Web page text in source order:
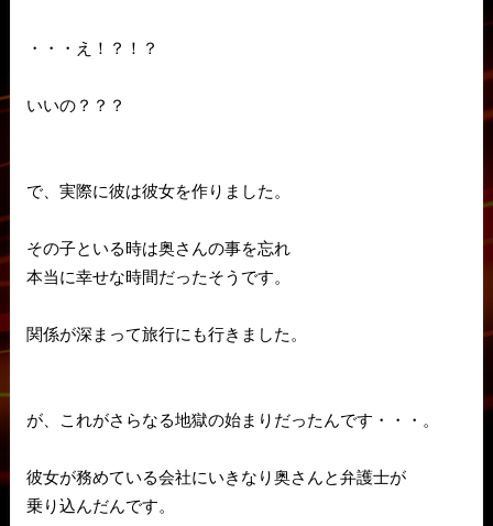
・・・え！？！？
いいの？？？
で、実際に彼は彼女を作りました。
その子といる時は奥さんの事を忘れ
本当に幸せな時間だったそうです。
関係が深まって旅行にも行きました。
が、これがさらなる地獄の始まりだったんです・・・。
彼女が務めている会社にいきなり奥さんと弁護士が
乗り込んだんです。